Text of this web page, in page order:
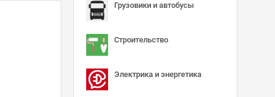
Грузовики и автобусы
Строительство
Электрика и энергетика